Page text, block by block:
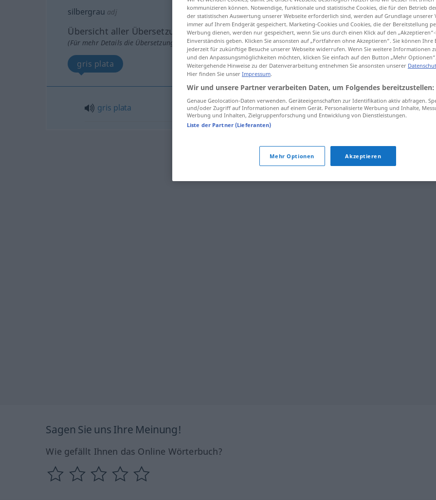
silbergrau adj
Übersicht aller Übersetzungen
(Für mehr Details die Übersetzung anklicken/antippen)
gris plata
gris plata silbergrau
Sagen Sie uns Ihre Meinung!
Wie gefällt Ihnen das Online Wörterbuch?
kommunizieren können. Notwendige, funktionale und statistische Cookies, die für den Betrieb
der statistischen Auswertung unserer Webseite erforderlich sind, werden auf Grundlage unserer
immer auf Ihrem Endgerät gespeichert. Marketing-Cookies und Cookies, die der Bereitstellung
Werbung dienen, werden nur gespeichert, wenn Sie uns durch einen Klick auf den
Einverständnis geben. Klicken Sie ansonsten auf „Fortfahren ohne Akzeptieren“. Sie können Ihre
jederzeit für zukünftige Besuche unserer Webseite widerrufen. Wenn Sie weitere Informationen
und den Anpassungsmöglichkeiten möchten, klicken Sie einfach auf den Button „Mehr Optionen“.
Weitergehende Hinweise zu der Datenverarbeitung entnehmen Sie ansonsten unserer
Hier finden Sie unser Impressum.
Wir und unsere Partner verarbeiten Daten, um Folgendes bereitzustellen:
Genaue Geolocation-Daten verwenden. Geräteeigenschaften zur Identifikation aktiv abfragen.
und/oder Zugriff auf Informationen auf einem Gerät. Personalisierte Werbung und Inhalte,
Werbung und Inhalten, Zielgruppenforschung und Entwicklung von Dienstleistungen.
Liste der Partner (Lieferanten)
Mehr Optionen Akzeptieren